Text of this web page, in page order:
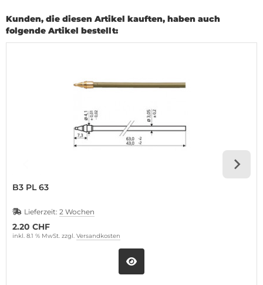
Kunden, die diesen Artikel kauften, haben auch
folgende Artikel bestellt:
B3 PL 63
Lieferzeit: 2 Wochen
2.20 CHF
inkl. 8.1 % MwSt. zzgl. Versandkosten